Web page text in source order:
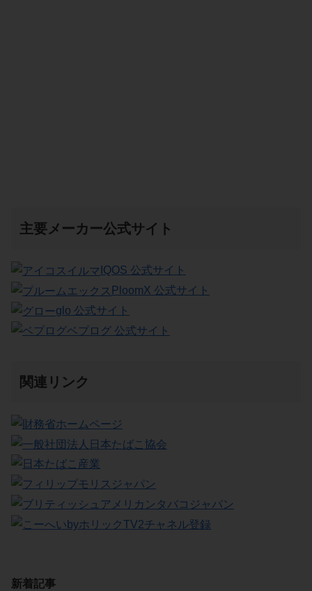
主要メーカー公式サイト
IQOS 公式サイト
PloomX 公式サイト
glo 公式サイト
ベプログ 公式サイト
関連リンク
新着記事